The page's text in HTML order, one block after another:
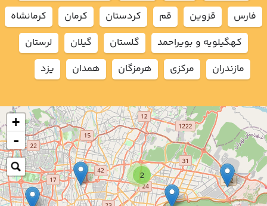
2
+
-
فارس
قزوين قم كردستان كرمان
كرمانشاه
كهگيلويه و بويراحمد
گلستان گيلان
لرستان
مازندران
مركزي هرمزگان همدان يزد